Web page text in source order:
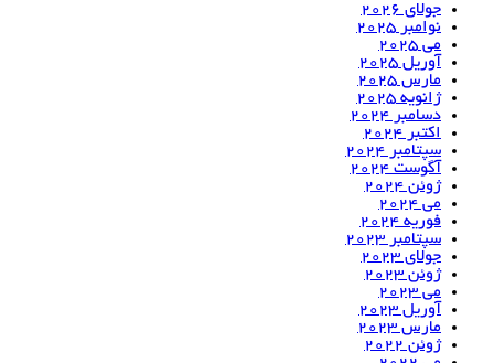
جولای 2026
نوامبر 2025
می 2025
آوریل 2025
مارس 2025
ژانویه 2025
دسامبر 2024
اکتبر 2024
سپتامبر 2024
آگوست 2024
ژوئن 2024
می 2024
فوریه 2024
سپتامبر 2023
جولای 2023
ژوئن 2023
می 2023
آوریل 2023
مارس 2023
ژوئن 2022